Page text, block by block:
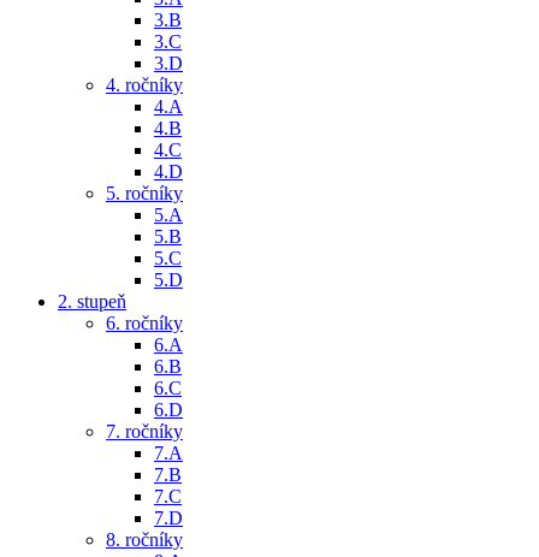
3.B
3.C
3.D
4. ročníky
4.A
4.B
4.C
4.D
5. ročníky
5.A
5.B
5.C
5.D
2. stupeň
6. ročníky
6.A
6.B
6.C
6.D
7. ročníky
7.A
7.B
7.C
7.D
8. ročníky